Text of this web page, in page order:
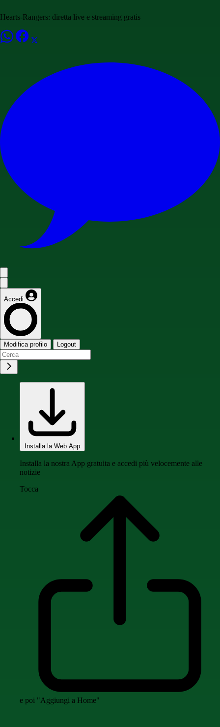
Hearts-Rangers: diretta live e streaming gratis
Accedi
Modifica profilo Logout
Installa la Web App
Installa la nostra App gratuita e accedi più velocemente alle
notizie
Tocca
e poi "Aggiungi a Home"